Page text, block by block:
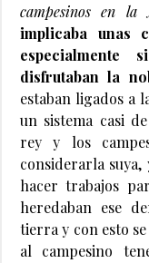
campesinos en la
implicaba unas
disfrutaban la
estaban ligados a
un sistema casi
rey y los
considerarla suya,
hacer trabajos
heredaban ese
tierra y con esto
al campesino